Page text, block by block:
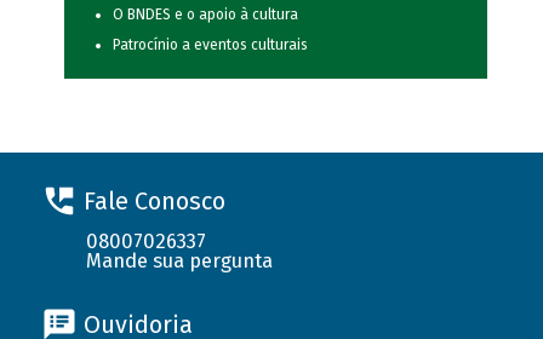
O BNDES e o apoio à cultura
Patrocínio a eventos culturais
Fale Conosco
08007026337
Mande sua pergunta
Ouvidoria